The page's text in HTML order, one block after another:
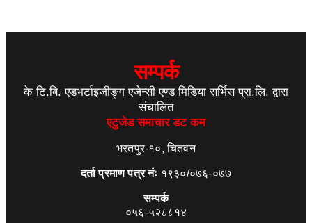
सम्पर्क
के टि.बि. एडभर्टाइजीङ्ग एजेन्सी एण्ड मिडिया सर्भिस प्रा.लि. द्वारा
संचालित
एटुजेड समाचार डट कम
भरतपुर-१०, चितवन
दर्ता प्रमाण पत्र नंः १९३०/०७६-०७७
सम्पर्क
०५६-५२८८१४